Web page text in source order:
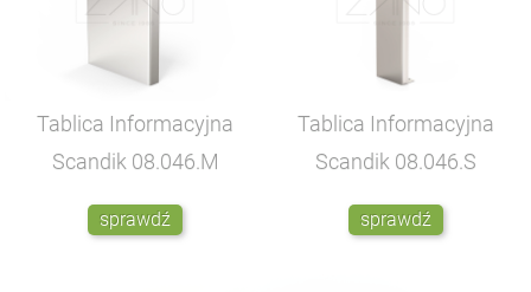
Tablica Informacyjna
Scandik 08.046.M
sprawdź
Tablica Informacyjna
Scandik 08.046.S
sprawdź